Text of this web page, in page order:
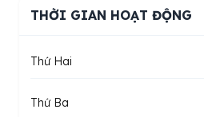
THỜI GIAN HOẠT ĐỘNG
Thứ Hai
Thứ Ba